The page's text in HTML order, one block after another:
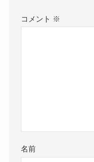
コメント ※
名前